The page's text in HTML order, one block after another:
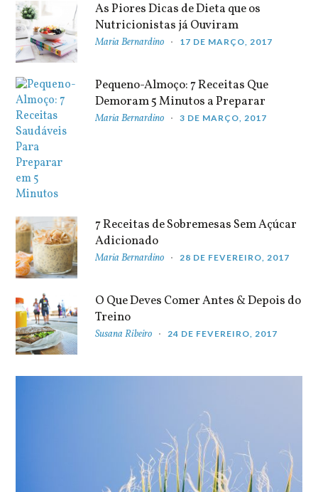
As Piores Dicas de Dieta que os
Nutricionistas já Ouviram
Maria Bernardino 17 DE MARÇO, 2017
Pequeno-Almoço: 7 Receitas Que
Demoram 5 Minutos a Preparar
Maria Bernardino 3 DE MARÇO, 2017
7 Receitas de Sobremesas Sem Açúcar
Adicionado
Maria Bernardino 28 DE FEVEREIRO, 2017
O Que Deves Comer Antes & Depois do
Treino
Susana Ribeiro 24 DE FEVEREIRO, 2017